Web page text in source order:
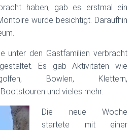
haben, gab es erstmal ein
wurde besichtigt. Daraufhin
unter den Gastfamilien verbracht
Es gab Aktivitäten wie
Bowlen, Klettern,
und vieles mehr.
Die neue Woche
startete mit einer